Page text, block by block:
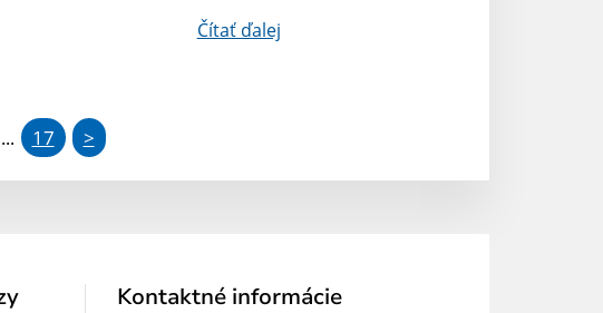
Čítať ďalej
... 17 >
Kontaktné informácie